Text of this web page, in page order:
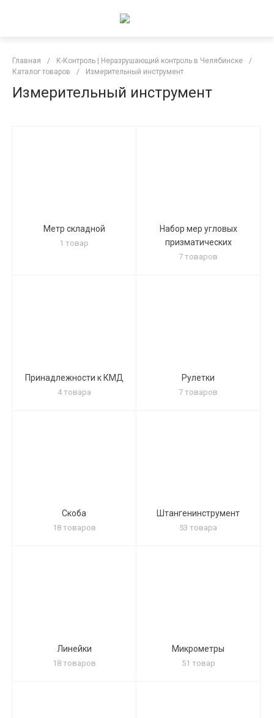
Главная / К-Контроль | Неразрушающий контроль в Челябинске
/
Каталог товаров
/ Измерительный инструмент
Измерительный инструмент
Метр складной
1 товар
Набор мер угловых
призматических
7 товаров
Принадлежности к КМД
4 товара
Рулетки
7 товаров
Скоба
18 товаров
Штангенинструмент
53 товара
Линейки
18 товаров
Микрометры
51 товар